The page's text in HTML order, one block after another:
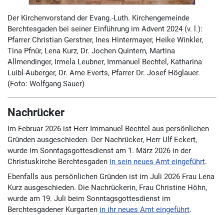
Der Kirchenvorstand der Evang.-Luth. Kirchengemeinde
Berchtesgaden bei seiner Einführung im Advent 2024 (v. l.):
Pfarrer Christian Gerstner, Ines Hintermayer, Heike Winkler,
Tina Pfnür, Lena Kurz, Dr. Jochen Quintern, Martina
Allmendinger, Irmela Leubner, Immanuel Bechtel, Katharina
Luibl-Auberger, Dr. Arne Everts, Pfarrer Dr. Josef Höglauer.
(Foto: Wolfgang Sauer)
Nachrücker
Im Februar 2026 ist Herr Immanuel Bechtel aus persönlichen
Gründen ausgeschieden. Der Nachrücker, Herr Ulf Eckert,
wurde im Sonntagsgottesdienst am 1. März 2026 in der
Christuskirche Berchtesgaden in sein neues Amt eingeführt.
Ebenfalls aus persönlichen Gründen ist im Juli 2026 Frau Lena
Kurz ausgeschieden. Die Nachrückerin, Frau Christine Höhn,
wurde am 19. Juli beim Sonntagsgottesdienst im
Berchtesgadener Kurgarten in ihr neues Amt eingeführt.